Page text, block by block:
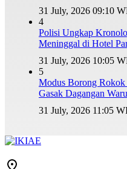
31 July, 2026 09:10
4
Polisi Ungkap
Meninggal di Hotel
31 July, 2026 10:05
5
Modus Borong
Gasak Dagangan
31 July, 2026 11:05